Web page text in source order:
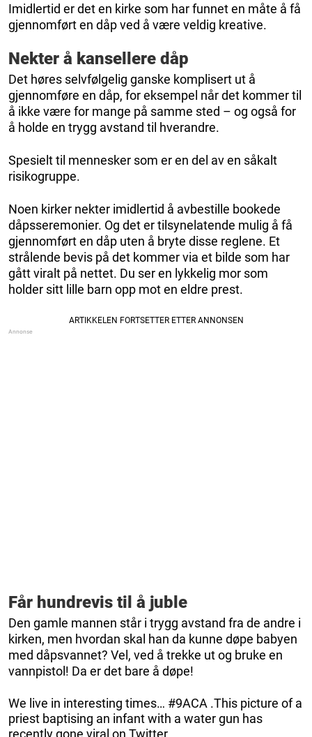
Imidlertid er det en kirke som har funnet en måte å få
gjennomført en dåp ved å være veldig kreative.
Nekter å kansellere dåp
Det høres selvfølgelig ganske komplisert ut å
gjennomføre en dåp, for eksempel når det kommer til
å ikke være for mange på samme sted – og også for
å holde en trygg avstand til hverandre.
Spesielt til mennesker som er en del av en såkalt
risikogruppe.
Noen kirker nekter imidlertid å avbestille bookede
dåpsseremonier. Og det er tilsynelatende mulig å få
gjennomført en dåp uten å bryte disse reglene. Et
strålende bevis på det kommer via et bilde som har
gått viralt på nettet. Du ser en lykkelig mor som
holder sitt lille barn opp mot en eldre prest.
Får hundrevis til å juble
Den gamle mannen står i trygg avstand fra de andre i
kirken, men hvordan skal han da kunne døpe babyen
med dåpsvannet? Vel, ved å trekke ut og bruke en
vannpistol! Da er det bare å døpe!
We live in interesting times… #9ACA .This picture of a
priest baptising an infant with a water gun has
recently gone viral on Twitter.